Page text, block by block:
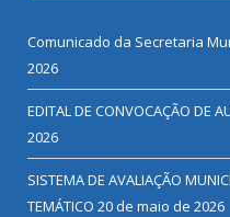
Comunicado da Secretaria
2026
EDITAL DE CONVOCAÇÃO DE
2026
SISTEMA DE AVALIAÇÃO
TEMÁTICO 20 de maio de 2026